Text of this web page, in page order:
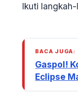
Ikuti
BACA JUGA:
Gaspol!
Eclipse